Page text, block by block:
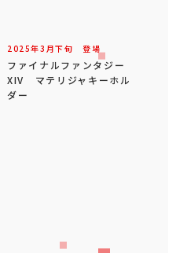
2025年3 月下旬 登場
ファイナルファンタジー
XIV マテリジャキーホル
ダー